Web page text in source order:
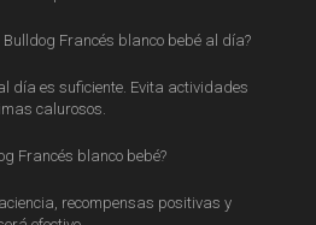
Francés blanco bebé al día?
día es suficiente. Evita actividades
calurosos.
Francés blanco bebé?
recompensas positivas y